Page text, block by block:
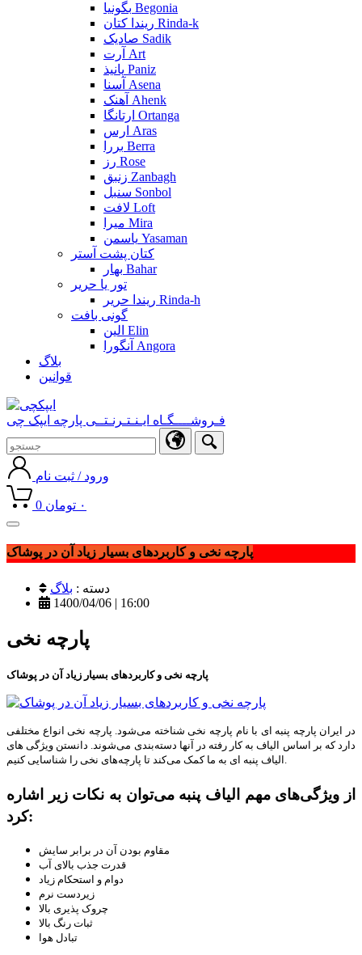
بگونیا Begonia
ریندا کتان Rinda-k
صادیک Sadik
آرت Art
پانیذ Paniz
آسنا Asena
آهنک Ahenk
ارتانگا Ortanga
ارس Aras
بررا Berra
رز Rose
زنبق Zanbagh
سنبل Sonbol
لافت Loft
میرا Mira
یاسمن Yasaman
کتان پشت آستر
بهار Bahar
تور یا حریر
ریندا حریر Rinda-h
گونی بافت
الین Elin
آنگورا Angora
بلاگ
قوانین
فـروشــــگـاه ایـنـتـرنـتــی پارچه ایپک چی
ورود / ثبت نام
0 ۰ تومان
Toggle
navigation
پارچه نخی و کاربردهای بسیار زیاد آن در پوشاک
دسته : بلاگ
1400/04/06 | 16:00
پارچه نخی
پارچه نخی و کاربردهای بسیار زیاد آن در پوشاک
در ایران پارچه پنبه ای با نام پارچه نخی شناخته می‌شود. پارچه نخی انواع مختلفی
دارد که بر اساس الیاف به کار رفته در آن­ها دسته‌بندی می‌شوند. دانستن ویژگی های
الیاف پنبه ای به ما کمک می‌کند تا پارچه‌های نخی را شناسایی کنیم.
از ویژگی‌های مهم الیاف پنبه می‌توان به نکات زیر اشاره
کرد:
مقاوم بودن آن در برابر سایش
قدرت جذب بالای آب
دوام و استحکام زیاد
زیردست نرم
چروک پذیری بالا
ثبات رنگ بالا
تبادل هوا